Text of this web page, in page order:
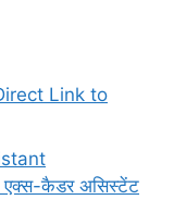
Link to
एक्स-कैडर असिस्टेंट